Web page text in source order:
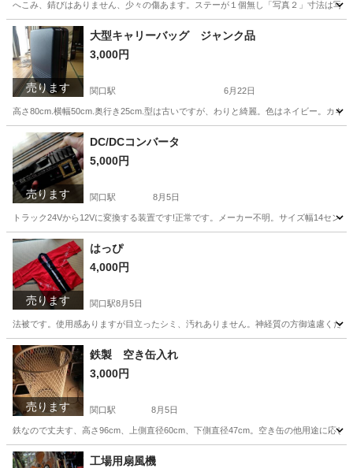
へこみ、錆びはありません、少々の傷あます。ステーが１個無し「写真２」寸法は写
岐阜 関市 関口駅 その他 アメリカン
売ります
大型キャリーバッグ ジャンク品
3,000円
関口駅 6月22日
高さ80cm.横幅50cm.奥行き25cm.型は古いですが、わりと綺麗。色はネイビー。カ
岐阜 関市 その他
売ります
DC/DCコンバータ
5,000円
関口駅 8月5日
トラック24Vから12Vに変換する装置です!正常です。メーカー不明。サイズ幅14セン
岐阜 関市 関口駅
売ります
はっぴ
4,000円
関口駅8月5日
法被です。使用感ありますが目立ったシミ、汚れありません。神経質の方御遠慮くだ
岐阜 関市 関口駅 スポーツ
売ります
鉄製 空き缶入れ
3,000円
関口駅 8月5日
鉄なので丈夫す、高さ96cm、上側直径60cm、下側直径47cm。空き缶の他用途に応
岐阜 関市 関口駅 その他
工場用扇風機